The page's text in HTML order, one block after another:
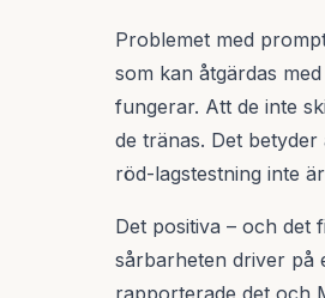
Problemet med
som kan åtgärdas
fungerar. Att de inte
de tränas. Det
röd-lagstestning inte
Det positiva – och det
sårbarheten driver på
rapporterade det och